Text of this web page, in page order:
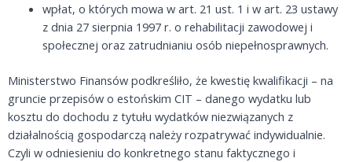
wpłat, o których mowa w art. 21 ust. 1 i w art. 23 ustawy
z dnia 27 sierpnia 1997 r. o rehabilitacji zawodowej i
społecznej oraz zatrudnianiu osób niepełnosprawnych.
Ministerstwo Finansów podkreśliło, że kwestię kwalifikacji – na
gruncie przepisów o estońskim CIT – danego wydatku lub
kosztu do dochodu z tytułu wydatków niezwiązanych z
działalnością gospodarczą należy rozpatrywać indywidualnie.
Czyli w odniesieniu do konkretnego stanu faktycznego i